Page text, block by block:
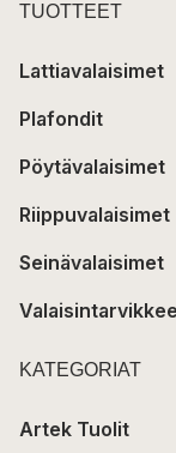
TUOTTEET
Lattiavalaisimet
Plafondit
Pöytävalaisimet
Riippuvalaisimet
Seinävalaisimet
KATEGORIAT
Artek Tuolit